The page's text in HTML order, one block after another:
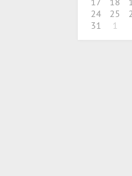
24
25
31
1